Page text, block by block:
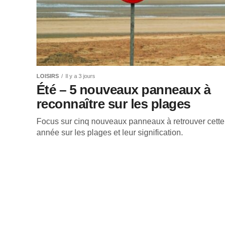
LOISIRS Il y a 3 jours
Été – 5 nouveaux panneaux à
reconnaître sur les plages
Focus sur cinq nouveaux panneaux à retrouver cette
année sur les plages et leur signification.